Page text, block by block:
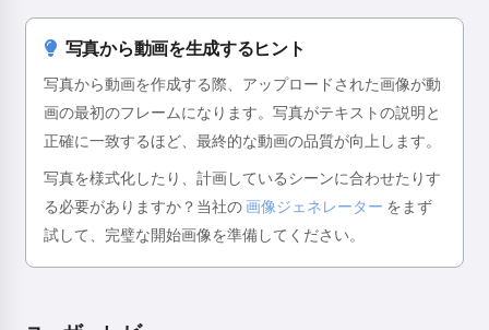
写真から動画を生成するヒント
写真から動画を作成する際、アップロードされた画像が動
画の最初のフレームになります。写真がテキストの説明と
正確に一致するほど、最終的な動画の品質が向上します。
写真を様式化したり、計画しているシーンに合わせたりす
る必要がありますか？当社の画像ジェネレーター をまず
試して、完璧な開始画像を準備してください。